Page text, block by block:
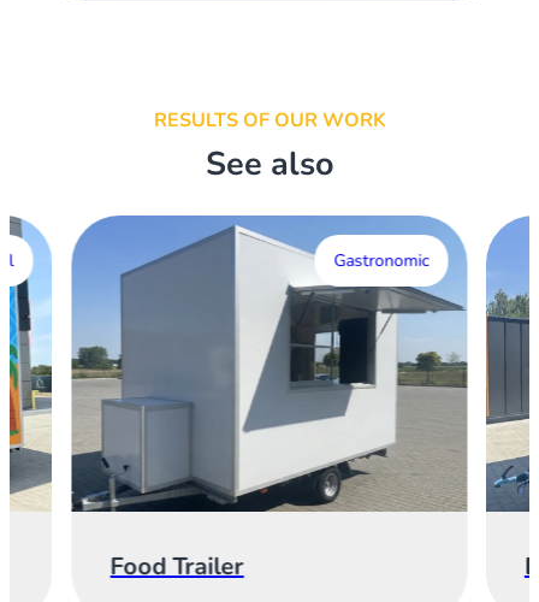
RESULTS OF OUR WORK
See also
Gastronomic
Food Trailer